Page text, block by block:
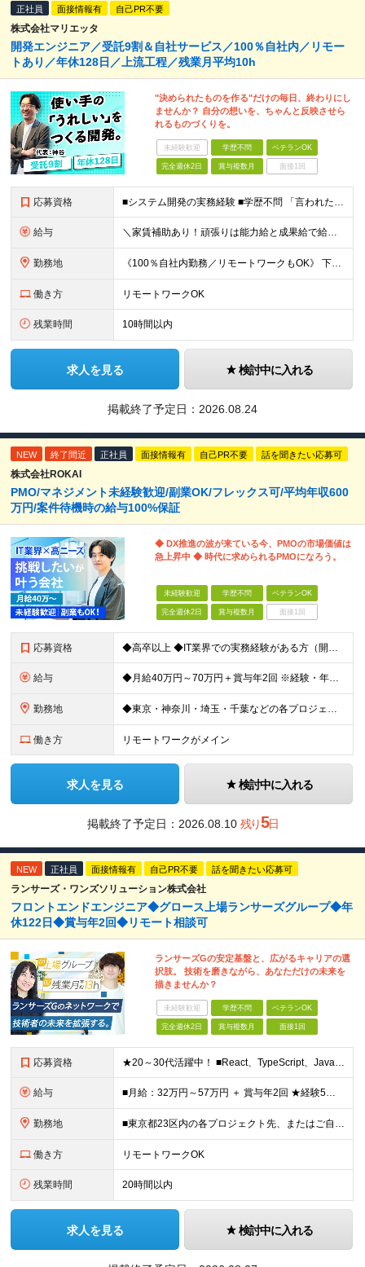
正社員 面接情報有 自己PR不要
株式会社マリエッタ
開発エンジニア／受託9割＆自社サービス／100％自社内／リモー
トあり／年休128日／上流工程／残業月平均10h
"決められたものを作る"だけの毎日、終わりにし
ませんか？ 自分の想いを、ちゃんと反映させら
れるものづくりを。
未経験歓迎 学歴不問 ベテランOK
完全週休2日 賞与複数月 面接1回
応募資格 ■システム開発の実務経験 ■学歴不問 「言われたモノを作るだけの毎日はつまらない」 「一部の機能だけでなく、全体を見渡して開発したい」 そんな思いを抱えるエンジニアに、当社の環境はピッタリです！
給与 ＼家賃補助あり！頑張りは能力給と成果給で給与に還元！／ ★賞与3か月分&資格手当も充実 ★社宅制度あり（当社契約の賃貸住宅の場合は家賃を50％負担／最大5万円） ※社宅制度をご利用される場合は、礼金
勤務地 《100％自社内勤務／リモートワークもOK》 下記いずれかでの勤務となりますのでお選びください（ご希望に沿わない配属はありません） ■東京本社／東京都台東区浅草橋5-5-5 キムラビル4F ■広島オ
働き方 リモートワークOK
残業時間 10時間以内
求人を見る 検討中に入れる
掲載終了予定日： 2026.08.24
NEW 終了間近 正社員 面接情報有 自己PR不要 話を聞きたい応募可
株式会社ROKAI
PMO/マネジメント未経験歓迎/副業OK/フレックス可/平均年収600
万円/案件待機時の給与100%保証
◆ DX推進の波が来ている今、PMOの市場価値は
急上昇中 ◆ 時代に求められるPMOになろう。
未経験歓迎 学歴不問 ベテランOK
完全週休2日 賞与複数月 面接1回
応募資格 ◆高卒以上 ◆IT業界での実務経験がある方（開発・インフラ・サポート等、職種不問） ★マネジメント・PMOの経験は一切問いません！ ～こんな方は向いています～ ・2〜3人の小規模なチームで、リーダー
給与 ◆月給40万円～70万円＋賞与年2回 ※経験・年齢・能力を考慮の上、当社規定により優遇いたします ※試用期間1ヶ月あり、待遇等に差異なし ※残業代別途全額支給 ＜平均年収600万円＞ 年収420万円
勤務地 ◆東京・神奈川・埼玉・千葉などの各プロジェクト先 ※希望勤務地を考慮します。 ※お客様先の9割は、東京23区内です。 ※転居を伴う転勤はありません。 ※客先常駐の場合はクライアントのルールに準じます。
働き方 リモートワークがメイン
求人を見る 検討中に入れる
掲載終了予定日： 2026.08.10 残り5日
NEW 正社員 面接情報有 自己PR不要 話を聞きたい応募可
ランサーズ・ワンズソリューション株式会社
フロントエンドエンジニア◆グロース上場ランサーズグループ◆年
休122日◆賞与年2回◆リモート相談可
ランサーズGの安定基盤と、広がるキャリアの選
択肢。 技術を磨きながら、あなただけの未来を
描きませんか？
未経験歓迎 学歴不問 ベテランOK
完全週休2日 賞与複数月 面接1回
応募資格 ★20～30代活躍中！ ■React、TypeScript、JavaScriptのいずれかを用いた開発経験をお持ちの方（2年以上） ■Git/GitHub等を用いたチーム開発経験 ■学歴不問 ★何ら
給与 ■月給：32万円～57万円 ＋ 賞与年2回 ★経験5年以上・リーダーレベルの方であれば、 月給50万円以上でのスタートも想定しています！ ※予定年収：450万円～800万円 ※経験・スキルを最大
勤務地 ■東京都23区内の各プロジェクト先、またはご自宅でのハイブリッド勤務 【本社】 東京都港区西新橋1-18-6 クロスオフィス内幸町 13階 基本的に顧客常駐先での勤務となります。 ■一部完全在宅
働き方 リモートワークOK
残業時間 20時間以内
求人を見る 検討中に入れる